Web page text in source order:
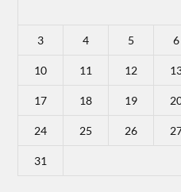
3 4 5 6
10 11 12
17 18 19
24 25 26
31